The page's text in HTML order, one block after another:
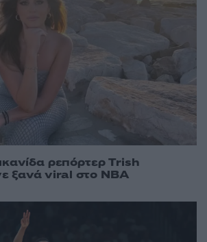
ρεπόρτερ Trish
ξανά viral στο NBA